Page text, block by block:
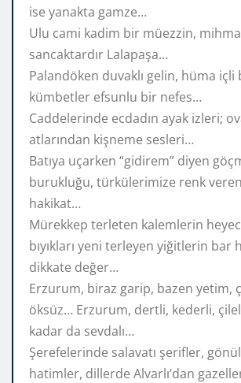
ise yanakta gamze…
Ulu cami kadim bir müezzin,
sancaktardır Lalapaşa…
Palandöken duvaklı gelin, hüma
kümbetler efsunlu bir nefes…
Caddelerinde ecdadın ayak izleri;
atlarından kişneme sesleri…
Batıya uçarken “gidirem” diyen
burukluğu, türkülerimize renk
hakikat…
Mürekkep terleten kalemlerin
bıyıkları yeni terleyen yiğitlerin bar
dikkate değer…
Erzurum, biraz garip, bazen yetim,
öksüz… Erzurum, dertli, kederli,
kadar da sevdalı…
Şerefelerinde salavatı şerifler,
hatimler, dillerde Alvarlı’dan